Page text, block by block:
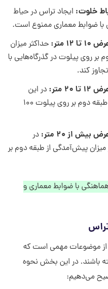
خلوت: ایجاد تراس در حیاط
ضوابط معماری ممنوع است.
متر:
حداکثر میزان
روی پیلوت در گذرگاه‌هایی با
متر:
در این
گذرگاه‌ها، حداکثر پیش‌آمدگی از طبقه دوم بر روی پیلوت ۱۰۰
از ۲۰ متر:
در
پیش‌آمدگی از طبقه دوم بر
با ضوابط معماری و
از موضوعات مهمی است که
باشند. در این بخش نحوه
می‌دهیم: